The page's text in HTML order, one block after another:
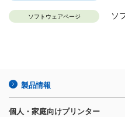
ソフトウェアページ ソ
製品情報
個人・家庭向けプリンター